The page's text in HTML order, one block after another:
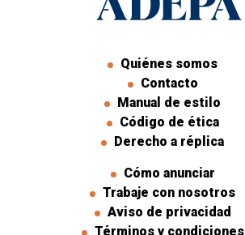
Quiénes somos
Contacto
Manual de estilo
Código de ética
Derecho a réplica
Cómo anunciar
Trabaje con nosotros
Aviso de privacidad
Términos y condiciones